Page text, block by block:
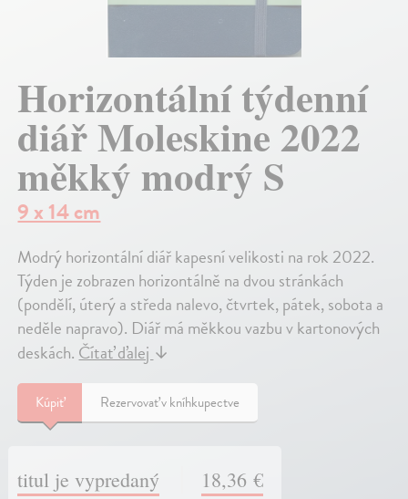
Horizontální týdenní
diář Moleskine 2022
měkký modrý S
9 x 14 cm
Modrý horizontální diář kapesní velikosti na rok 2022.
Týden je zobrazen horizontálně na dvou stránkách
(pondělí, úterý a středa nalevo, čtvrtek, pátek, sobota a
neděle napravo). Diář má měkkou vazbu v kartonových
deskách.Čítať ďalej↓
Kúpiť Rezervovať v kníhkupectve
titul je vypredaný 18,36 €